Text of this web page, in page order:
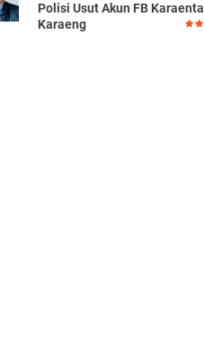
Polisi Usut Akun FB Karaenta
Karaeng